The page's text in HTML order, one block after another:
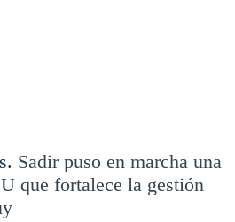
Sadir puso en marcha una
que fortalece la gestión